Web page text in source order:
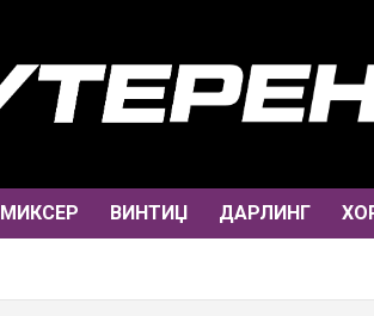
МИКСЕР ВИНТИЏ ДАРЛИНГ